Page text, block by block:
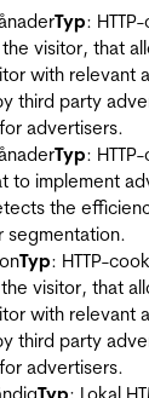
Typ:
visitor, that
with relevant
third party
advertisers.
Typ:
to implement
the
segmentation.
Typ: HTTP-
visitor, that
with relevant
third party
advertisers.